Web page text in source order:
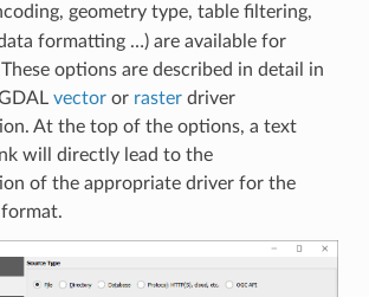
geometry type, table filtering,
formatting …) are available for
options are described in detail in
vectoror rasterdriver
At the top of the options, a text
will directly lead to the
of the appropriate driver for the